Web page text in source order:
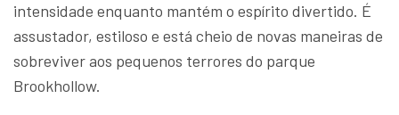
intensidade enquanto mantém o espírito divertido. É
assustador, estiloso e está cheio de novas maneiras de
sobreviver aos pequenos terrores do parque
Brookhollow.